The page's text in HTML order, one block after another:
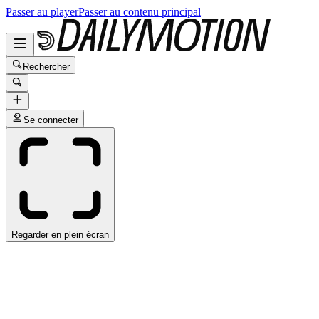
Passer au playerPasser au contenu principal
Rechercher
Se connecter
Regarder en plein écran